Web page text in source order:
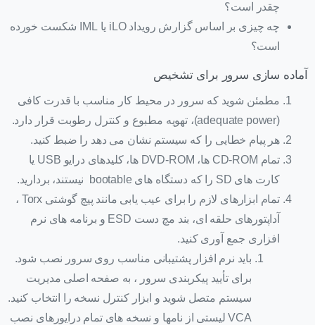
چقدر است؟
چه چیزی بر اساس گزارش رویداد iLO یا IML شکست خورده
است؟
آماده سازی سرور برای تشخیص
مطمئن شوید که سرور در محیط کار مناسب با قدرت کافی
(adequate power)، تهویه مطبوع و کنترل رطوبت قرار دارد.
هر پیام خطایی را که سیستم نشان می دهد را ضبط کنید.
تمام CD-ROM ها، DVD-ROM ها، کلیدهای درایو USB یا
کارت های SD را که دستگاه های bootable نیستند، بردارید.
تمام ابزارهای لازم را برای عیب یابی مانند پیچ ​​گوشتی Torx ،
آداپتورهای حلقه ای، بند مچ دست ESD و برنامه های نرم
افزاری جمع آوری کنید.
باید نرم افزار پشتیبانی مناسب روی سرور نصب شود.
برای تأیید پیکربندی سرور ، به صفحه اصلی مدیریت
سیستم متصل شوید و ابزار کنترل نسخه را انتخاب کنید.
VCA لیستی از نامها و نسخه های تمام درایورهای نصب